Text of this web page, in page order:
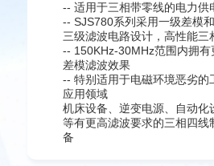
-- 适用于三相带零线的电力供
-- SJS780系列采用一级差模
三级滤波电路设计，高性能三
-- 150KHz-30MHz范围内拥有
差模滤波效果
-- 特别适用于电磁环境恶劣的
应用领域
机床设备、逆变电源、自动化
等有更高滤波要求的三相四线
备